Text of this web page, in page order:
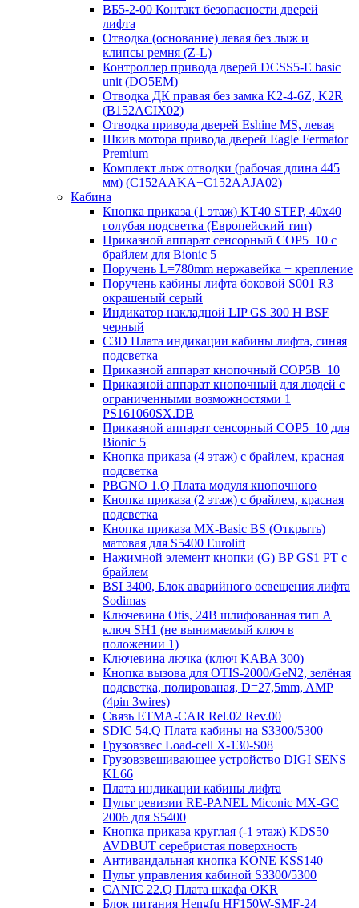
ВБ5-2-00 Контакт безопасности дверей
лифта
Отводка (основание) левая без лыж и
клипсы ремня (Z-L)
Контроллер привода дверей DCSS5-E basic
unit (DO5EM)
Отводка ДК правая без замка K2-4-6Z, K2R
(B152ACIX02)
Отводка привода дверей Eshine MS, левая
Шкив мотора привода дверей Eagle Fermator
Premium
Комплект лыж отводки (рабочая длина 445
мм) (C152AAKA+C152AAJA02)
Кабина
Кнопка приказа (1 этаж) KT40 STEP, 40х40
голубая подсветка (Европейский тип)
Приказной аппарат сенсорный COP5_10 с
брайлем для Bionic 5
Поручень L=780mm нержавейка + крепление
Поручень кабины лифта боковой S001 R3
окрашеный серый
Индикатор накладной LIP GS 300 H BSF
черный
C3D Плата индикации кабины лифта, синяя
подсветка
Приказной аппарат кнопочный COP5B_10
Приказной аппарат кнопочный для людей с
ограниченными возможностями 1
PS161060SX.DB
Приказной аппарат сенсорный COP5_10 для
Bionic 5
Кнопка приказа (4 этаж) с брайлем, красная
подсветка
PBGNO 1.Q Плата модуля кнопочного
Кнопка приказа (2 этаж) с брайлем, красная
подсветка
Кнопка приказа MX-Basic BS (Открыть)
матовая для S5400 Eurolift
Нажимной элемент кнопки (G) BP GS1 PT с
брайлем
BSI 3400, Блок аварийного освещения лифта
Sodimas
Ключевина Otis, 24В шлифованная тип А
ключ SH1 (не вынимаемый ключ в
положении 1)
Ключевина лючка (ключ KABA 300)
Кнопка вызова для OTIS-2000/GeN2, зелёная
подсветка, полированая, D=27,5mm, AMP
(4pin 3wires)
Связь ETMA-CAR Rel.02 Rev.00
SDIC 54.Q Плата кабины на S3300/5300
Грузовзвес Load-cell X-130-S08
Грузовзвешивающее устройство DIGI SENS
KL66
Плата индикации кабины лифта
Пульт ревизии RE-PANEL Miconic MX-GC
2006 для S5400
Кнопка приказа круглая (-1 этаж) KDS50
AVDBUT серебристая поверхность
Антивандальная кнопка KONE KSS140
Пульт управления кабиной S3300/5300
CANIC 22.Q Плата шкафа OKR
Блок питания Hengfu HF150W-SMF-24